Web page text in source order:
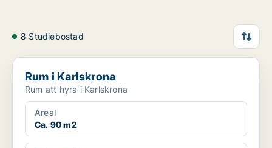
8 Studiebostad
Rum i Karlskrona
Rum i Karlskrona
Rum att hyra i Karlskrona
Areal
Ca. 90 m2